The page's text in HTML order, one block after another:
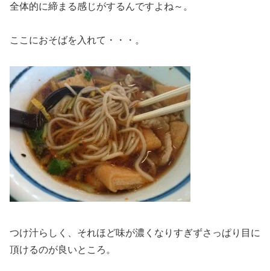
全体的に締まる感じがするんですよね～。
ここにおそばを入れて・・・。
つけ汁らしく、それほど味が濃くなりすぎずさっぱり目に
頂けるのが良いところ。